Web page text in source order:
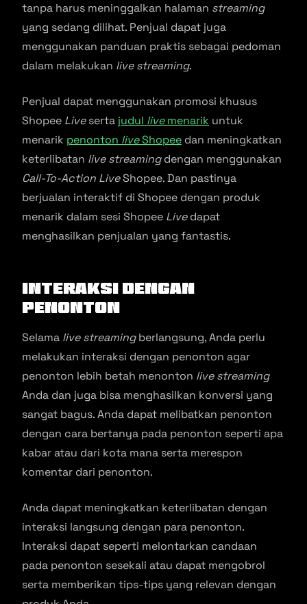
tanpa harus meninggalkan halaman streaming
yang sedang dilihat. Penjual dapat juga
menggunakan panduan praktis sebagai pedoman
dalam melakukan live streaming.
Penjual dapat menggunakan promosi khusus
Shopee Liveserta judul livemenarik untuk
menarik penonton liveShopee dan meningkatkan
keterlibatan live streamingdengan menggunakan
Call-To-Action LiveShopee. Dan pastinya
berjualan interaktif di Shopee dengan produk
menarik dalam sesi Shopee Livedapat
menghasilkan penjualan yang fantastis.
Interaksi Dengan
Penonton
Selama live streamingberlangsung, Anda perlu
melakukan interaksi dengan penonton agar
penonton lebih betah menonton live streaming
Anda dan juga bisa menghasilkan konversi yang
sangat bagus. Anda dapat melibatkan penonton
dengan cara bertanya pada penonton seperti apa
kabar atau dari kota mana serta merespon
komentar dari penonton.
Anda dapat meningkatkan keterlibatan dengan
interaksi langsung dengan para penonton.
Interaksi dapat seperti melontarkan candaan
pada penonton sesekali atau dapat mengobrol
serta memberikan tips-tips yang relevan dengan